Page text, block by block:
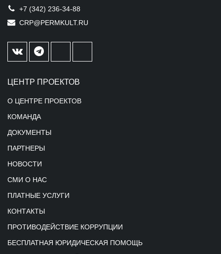
+7 (342) 236-34-88
CRP@PERMKULT.RU
ЦЕНТР ПРОЕКТОВ
О ЦЕНТРЕ ПРОЕКТОВ
КОМАНДА
ДОКУМЕНТЫ
ПАРТНЕРЫ
НОВОСТИ
СМИ О НАС
ПЛАТНЫЕ УСЛУГИ
КОНТАКТЫ
ПРОТИВОДЕЙСТВИЕ КОРРУПЦИИ
БЕСПЛАТНАЯ ЮРИДИЧЕСКАЯ ПОМОЩЬ